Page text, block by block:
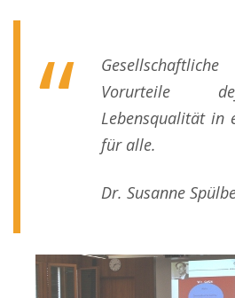
Vorurteile
Lebensqualität in
für alle.
Dr. Susanne